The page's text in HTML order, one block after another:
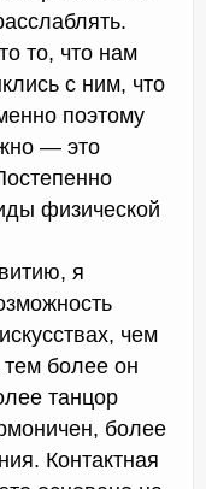
то, что нам
с ним, что
поэтому
— это
физической
я
чем
более он
танцор
более
Контактная